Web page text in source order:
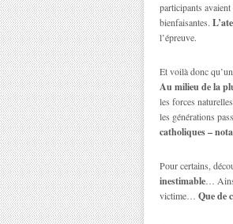
participants
bienfaisantes.
l’épreuve.
Et voilà donc
Au milieu de la
les forces
les générations
catholiques –
Pour certains,
inestimable …
victime… Que de